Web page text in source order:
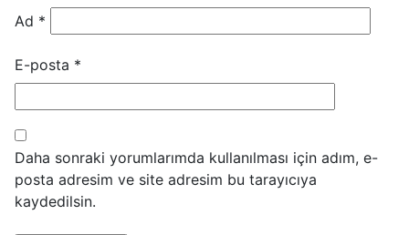
Ad *
E-posta *
Daha sonraki yorumlarımda kullanılması için adım, e-
posta adresim ve site adresim bu tarayıcıya
kaydedilsin.